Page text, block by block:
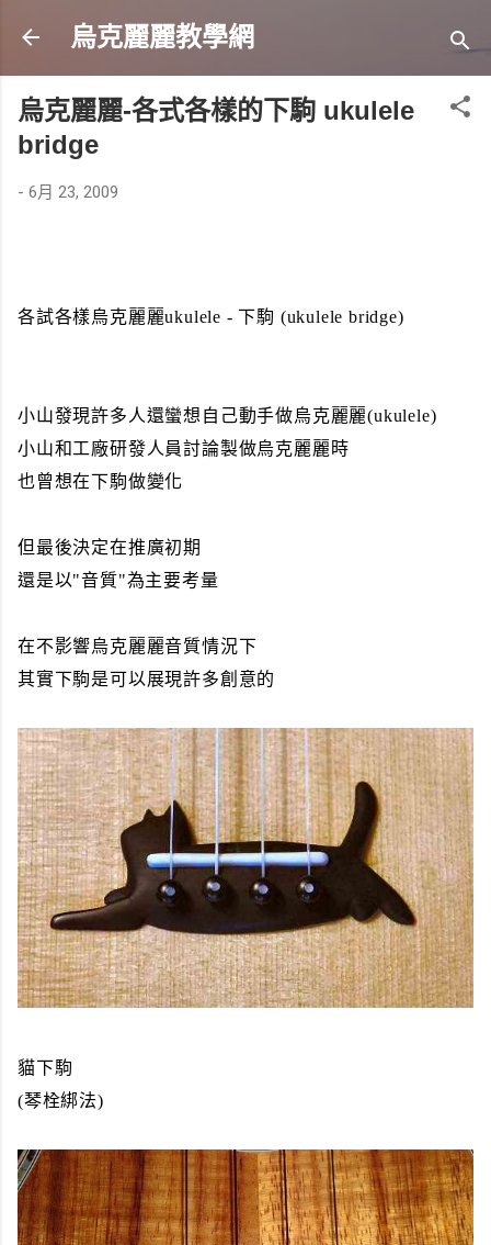
跳到主要內容
烏克麗麗教學網
烏克麗麗-各式各樣的下駒 ukulele
bridge
- 6月 23, 2009
各試各樣烏克麗麗ukulele - 下駒 (ukulele bridge)
小山發現許多人還蠻想自己動手做烏克麗麗(ukulele)
小山和工廠研發人員討論製做烏克麗麗時
也曾想在下駒做變化
但最後決定在推廣初期
還是以"音質"為主要考量
在不影響烏克麗麗音質情況下
其實下駒是可以展現許多創意的
貓下駒
(琴栓綁法)